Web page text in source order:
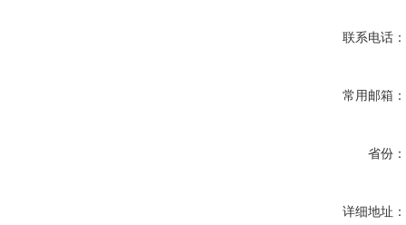
联系电话：
常用邮箱：
省份：
详细地址：